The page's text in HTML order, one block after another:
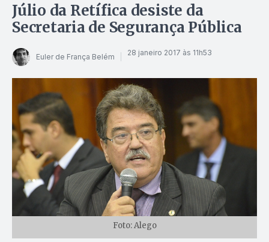
Júlio da Retífica desiste da
Secretaria de Segurança Pública
Euler de França Belém 28 janeiro 2017 às 11h53
Foto: Alego